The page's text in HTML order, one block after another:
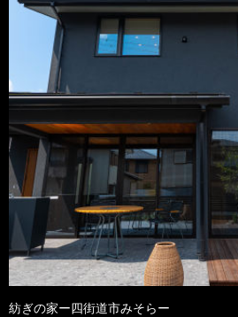
紡ぎの家ー四街道市みそらー